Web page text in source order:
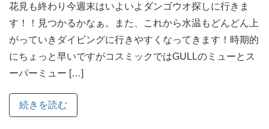
花見も終わり今週末はいよいよダンゴウオ探しに行きま
す！！見つかるかなぁ。また、これから水温もどんどん上
がっていきダイビングに行きやすくなってきます！時期的
にちょっと早いですがコスミックではGULLのミューとス
ーパーミュー […]
続きを読む